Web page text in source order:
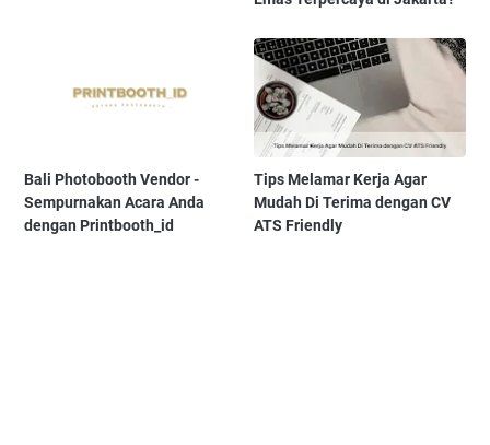
Bali Photobooth Vendor -
Sempurnakan Acara Anda
dengan Printbooth_id
Tips Melamar Kerja Agar
Mudah Di Terima dengan CV
ATS Friendly